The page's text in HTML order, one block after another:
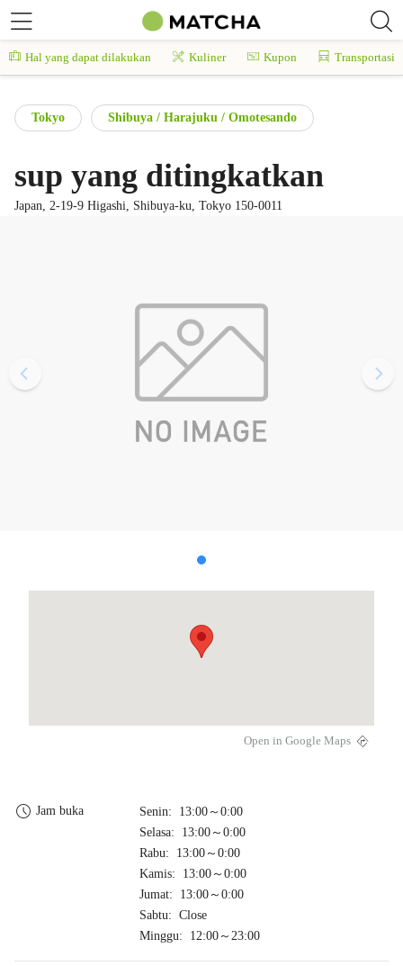
Hal yang dapat dilakukan Kuliner Kupon Transportasi
Tokyo Shibuya / Harajuku / Omotesando
sup yang ditingkatkan
Japan, 2-19-9 Higashi, Shibuya-ku, Tokyo 150-0011
Open in Google Maps
Jam buka
Senin: 13:00～0:00
Selasa: 13:00～0:00
Rabu: 13:00～0:00
Kamis: 13:00～0:00
Jumat: 13:00～0:00
Sabtu: Close
Minggu: 12:00～23:00